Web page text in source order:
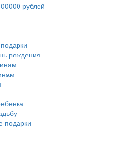
рублей
рождения
подарки